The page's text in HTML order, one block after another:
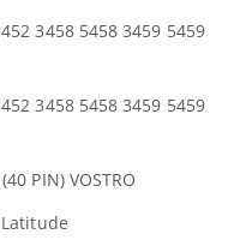
3458 5458 3459 5459
3458 5458 3459 5459
(40 PIN) VOSTRO
Latitude